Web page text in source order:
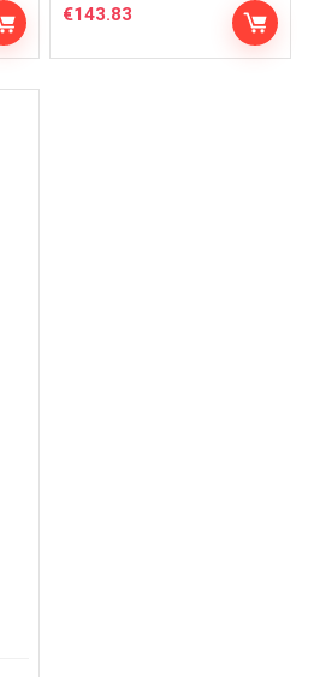
€143.83